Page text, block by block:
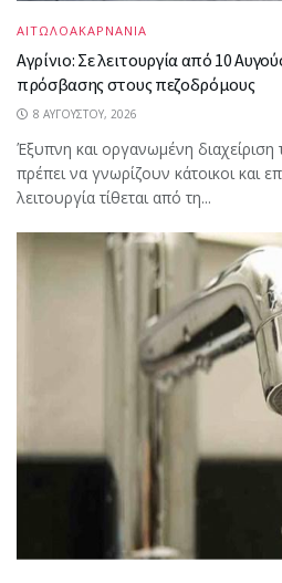
ΑΙΤΩΛΟΑΚΑΡΝΑΝΙΑ
Αγρίνιο: Σε λειτουργία από 10
πρόσβασης στους πεζοδρόμους
8 ΑΥΓΟΎΣΤΟΥ, 2026
Έξυπνη και οργανωμένη διαχείριση
πρέπει να γνωρίζουν κάτοικοι και
λειτουργία τίθεται από τη...